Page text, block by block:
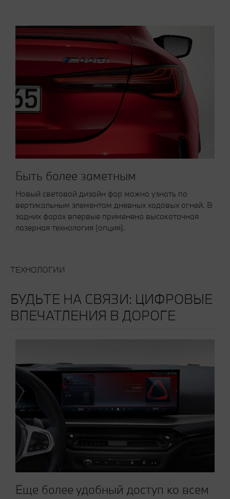
Быть более заметным
Новый световой дизайн фар можно узнать по
вертикальным элементам дневных ходовых огней. В
задних фарах впервые применена высокоточная
лазерная технология (опция).
ТЕХНОЛОГИИ
БУДЬТЕ НА СВЯЗИ: ЦИФРОВЫЕ
ВПЕЧАТЛЕНИЯ В ДОРОГЕ
Еще более удобный доступ ко всем